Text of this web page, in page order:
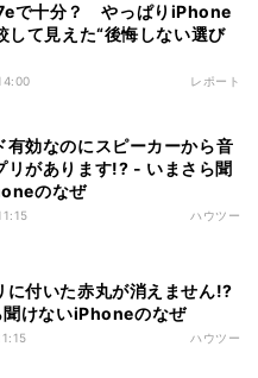
で十分？ やっぱりiPhone
て見えた“後悔しない選び
レポート
有効なのにスピーカーから音
リがあります!? - いまさら聞
のなぜ
ハウツー
に付いた赤丸が消えません!?
聞けないiPhoneのなぜ
ハウツー